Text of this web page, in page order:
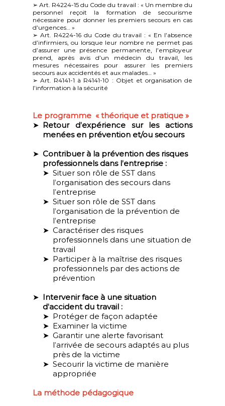
➢ Art. R4224-15 du Code du travail : « Un membre du
personnel reçoit la formation de secourisme
nécessaire pour donner les premiers secours en cas
d’urgences… »
➢ Art. R4224-16 du Code du travail : « En l’absence
d’infirmiers, ou lorsque leur nombre ne permet pas
d’assurer une présence permanente, l’employeur
prend, après avis d’un médecin du travail, les
mesures nécessaires pour assurer les premiers
secours aux accidentés et aux malades… »
➢ Art. R4141-1 à R4141-10 : Objet et organisation de
l’information à la sécurité
Le programme « théorique et pratique »
Retour d’expérience sur les actions
menées en prévention et/ou secours
Contribuer à la prévention des risques
professionnels dans l’entreprise :
Situer son rôle de SST dans
l’organisation des secours dans
l’entreprise
Situer son rôle de SST dans
l’organisation de la prévention de
l’entreprise
Caractériser des risques
professionnels dans une situation de
travail
Participer à la maîtrise des risques
professionnels par des actions de
prévention
Intervenir face à une situation
d’accident du travail :
Protéger de façon adaptée
Examiner la victime
Garantir une alerte favorisant
l’arrivée de secours adaptés au plus
près de la victime
Secourir la victime de manière
appropriée
La méthode pédagogique